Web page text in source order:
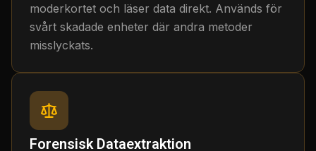
moderkortet och läser data direkt. Används för
svårt skadade enheter där andra metoder
misslyckats.
Forensisk Dataextraktion